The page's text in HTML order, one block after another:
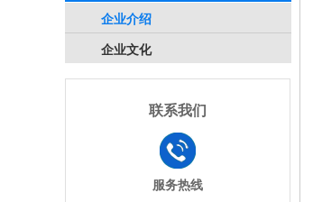
企业介绍
企业文化
联系我们
服务热线